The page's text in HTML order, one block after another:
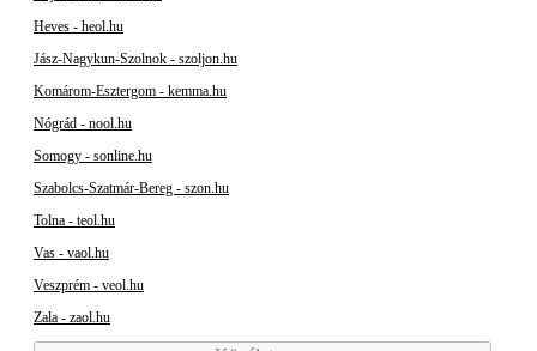
Heves - heol.hu
Jász-Nagykun-Szolnok - szoljon.hu
Komárom-Esztergom - kemma.hu
Nógrád - nool.hu
Somogy - sonline.hu
Szabolcs-Szatmár-Bereg - szon.hu
Tolna - teol.hu
Vas - vaol.hu
Veszprém - veol.hu
Zala - zaol.hu